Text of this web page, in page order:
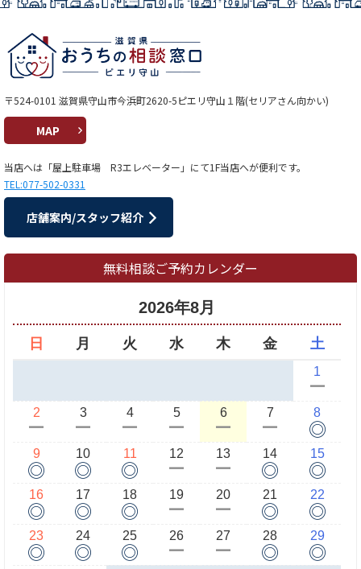
〒524-0101 滋賀県守山市今浜町2620-5ピエリ守山１階(セリアさん向かい)
MAP
当店へは「屋上駐車場 R3エレベーター」にて1F当店へが便利です。
TEL:077-502-0331
店舗案内/スタッフ紹介
無料相談ご予約カレンダー
2026年8月
日 月 火 水 木 金 土
1
ー
2
ー
3
ー
4
ー
5
ー
6
ー
7
ー
8
◎
9
◎
10
◎
11
◎
12
ー
13
ー
14
◎
15
◎
16
◎
17
◎
18
◎
19
ー
20
ー
21
◎
22
◎
23
◎
24
◎
25
◎
26
ー
27
ー
28
◎
29
◎